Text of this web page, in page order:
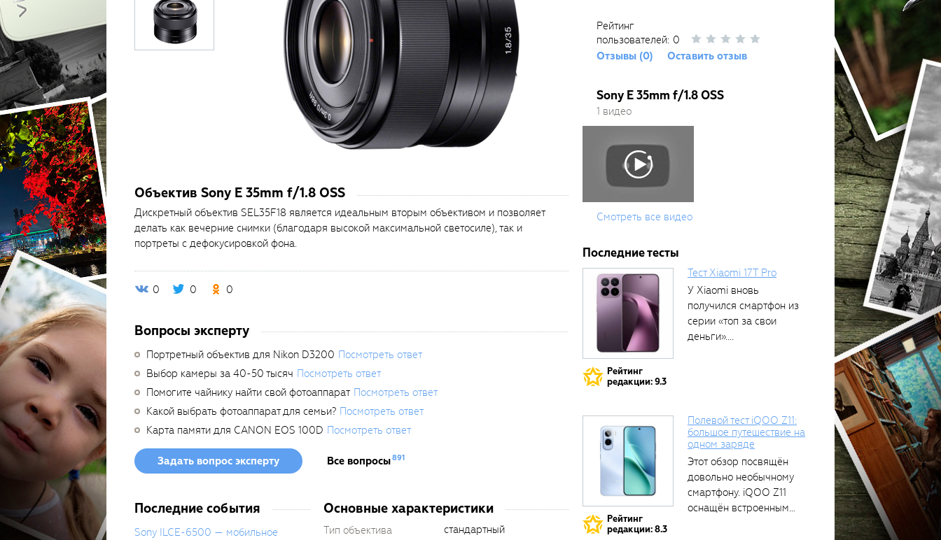
Объектив Sony E 35mm f/1.8 OSS
Дискретный объектив SEL35F18 является идеальным вторым объективом и позволяет
делать как вечерние снимки (благодаря высокой максимальной светосиле), так и
портреты с дефокусировкой фона.
0 0 0
Вопросы эксперту
Портретный объектив для Nikon D3200 Посмотреть ответ
Выбор камеры за 40-50 тысяч Посмотреть ответ
Помогите чайнику найти свой фотоаппарат Посмотреть ответ
Какой выбрать фотоаппарат для семьи? Посмотреть ответ
Карта памяти для CANON EOS 100D Посмотреть ответ
Задать вопрос эксперту Все вопросы891
Последние события
Sony ILCE-6500 — мобильное
Основные характеристики
Тип объектива
стандартный
Рейтинг
пользователей: 0
Отзывы (0)
Оставить отзыв
Sony E 35mm f/1.8 OSS
1 видео
Смотреть все видео
Последние тесты
Рейтинг
редакции: 9.3
Тест Xiaomi 17T Pro
У Xiaomi вновь
получился смартфон из
серии «топ за свои
деньги»....
Рейтинг
редакции: 8.3
Полевой тест iQOO Z11:
большое путешествие на
одном заряде
Этот обзор посвящён
довольно необычному
смартфону. iQOO Z11
оснащён встроенным